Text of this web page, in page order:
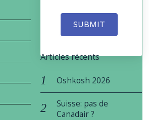
SUBMIT
Articles récents
Oshkosh 2026
Suisse: pas de
Canadair ?